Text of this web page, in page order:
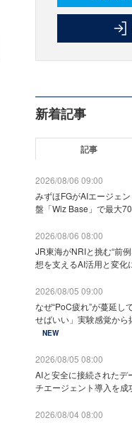
新着記事
記事
2026/08/06 09:00
みずほFGがAIエージェ
盤「Wiz Base」で最大
2026/08/06 08:00
JR東海がNRIと挑む“前
想を支えるAI活用と変化
2026/08/05 09:00
なぜ“PoC疲れ”が蔓延
せばいい」実験感覚か
NEW
2026/08/05 08:00
AIと安全に接続された
チエージェント導入を
2026/08/04 08:00